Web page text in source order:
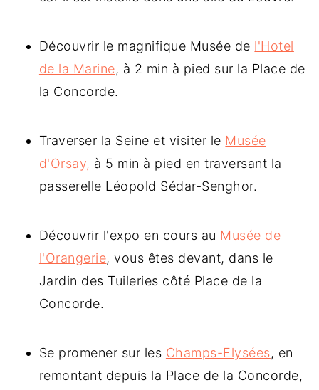
Découvrir le magnifique Musée de l'Hotel
de la Marine, à 2 min à pied sur la Place de
la Concorde.
Traverser la Seine et visiter le Musée
d'Orsay, à 5 min à pied en traversant la
passerelle Léopold Sédar-Senghor.
Découvrir l'expo en cours au Musée de
l'Orangerie, vous êtes devant, dans le
Jardin des Tuileries côté Place de la
Concorde.
Se promener sur les Champs-Elysées, en
remontant depuis la Place de la Concorde,